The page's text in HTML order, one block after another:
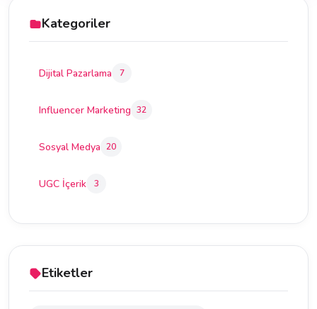
Kategoriler
Dijital Pazarlama 7
Influencer Marketing 32
Sosyal Medya 20
UGC İçerik 3
Etiketler